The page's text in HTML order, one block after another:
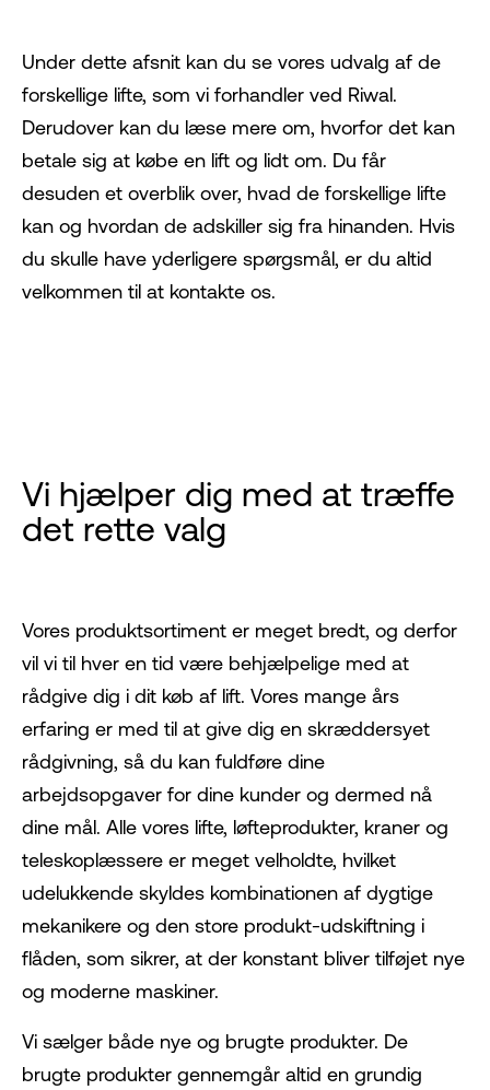
Under dette afsnit kan du se vores udvalg af de
forskellige lifte, som vi forhandler ved Riwal.
Derudover kan du læse mere om, hvorfor det kan
betale sig at købe en lift og lidt om. Du får
desuden et overblik over, hvad de forskellige lifte
kan og hvordan de adskiller sig fra hinanden. Hvis
du skulle have yderligere spørgsmål, er du altid
velkommen til at kontakte os.
Vi hjælper dig med at træffe
det rette valg
Vores produktsortiment er meget bredt, og derfor
vil vi til hver en tid være behjælpelige med at
rådgive dig i dit køb af lift. Vores mange års
erfaring er med til at give dig en skræddersyet
rådgivning, så du kan fuldføre dine
arbejdsopgaver for dine kunder og dermed nå
dine mål. Alle vores lifte, løfteprodukter, kraner og
teleskoplæssere er meget velholdte, hvilket
udelukkende skyldes kombinationen af dygtige
mekanikere og den store produkt-udskiftning i
flåden, som sikrer, at der konstant bliver tilføjet nye
og moderne maskiner.
Vi sælger både nye og brugte produkter. De
brugte produkter gennemgår altid en grundig